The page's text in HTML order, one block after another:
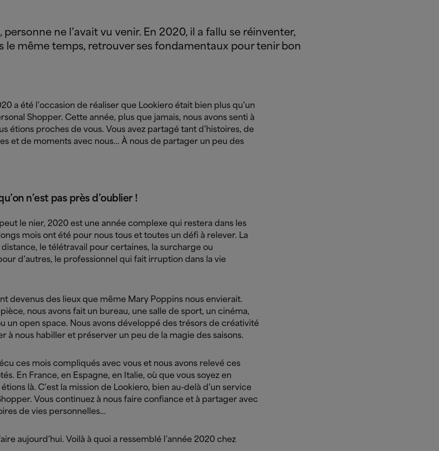
ne l’avait vu venir. En 2020, il a fallu se réinventer,
le même temps, retrouver ses fondamentaux pour tenir bon
a été l’occasion de réaliser que Lookiero était bien plus qu’un
Shopper. Cette année, plus que jamais, nous avons senti à
étions proches de vous. Vous avez partagé tant d’histoires, de
et de moments avec nous… À nous de partager un peu des
n’est pas près d’oublier !
le nier, 2020 est une année complexe qui restera dans les
mois ont été pour nous tous et toutes un défi à relever. La
distance, le télétravail pour certaines, la surcharge ou
d’autres, le professionnel qui fait irruption dans la vie
devenus des lieux que même Mary Poppins nous envierait.
pièce, nous avons fait un bureau, une salle de sport, un cinéma,
un open space. Nous avons développé des trésors de créativité
à nous habiller et préserver un peu de la magie des saisons.
ces mois compliqués avec vous et nous avons relevé ces
En France, en Espagne, en Italie, où que vous soyez en
là. C’est la mission de Lookiero, bien au-delà d’un service
Vous continuez à nous faire confiance et à partager avec
de vies personnelles…
aujourd’hui. Voilà à quoi a ressemblé l’année 2020 chez